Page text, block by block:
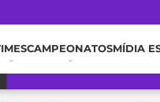
CAMPEONATOSMÍDIA